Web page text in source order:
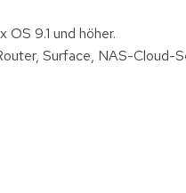
9.1 und höher.
Surface, NAS-Cloud-